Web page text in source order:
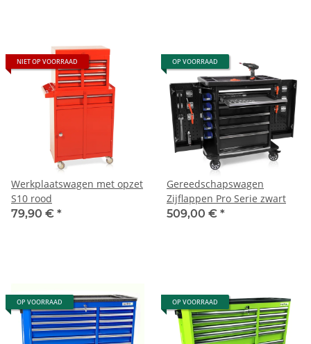
NIET OP VOORRAAD
Werkplaatswagen met opzet
S10 rood
79,90 € *
OP VOORRAAD
Gereedschapswagen
Zijflappen Pro Serie zwart
509,00 € *
OP VOORRAAD OP VOORRAAD